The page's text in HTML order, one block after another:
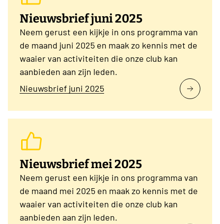
Nieuwsbrief juni 2025
Neem gerust een kijkje in ons programma van
de maand juni 2025 en maak zo kennis met de
waaier van activiteiten die onze club kan
aanbieden aan zijn leden.
Nieuwsbrief juni 2025
Nieuwsbrief mei 2025
Neem gerust een kijkje in ons programma van
de maand mei 2025 en maak zo kennis met de
waaier van activiteiten die onze club kan
aanbieden aan zijn leden.